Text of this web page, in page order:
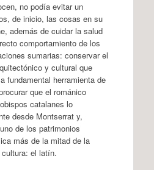
no podía evitar un
de inicio, las cosas en su
además de cuidar la salud
comportamiento de los
sumarias: conservar el
y cultural que
fundamental herramienta de
que el románico
catalanes lo
desde Montserrat y,
de los patrimonios
más de la mitad de la
el latín.